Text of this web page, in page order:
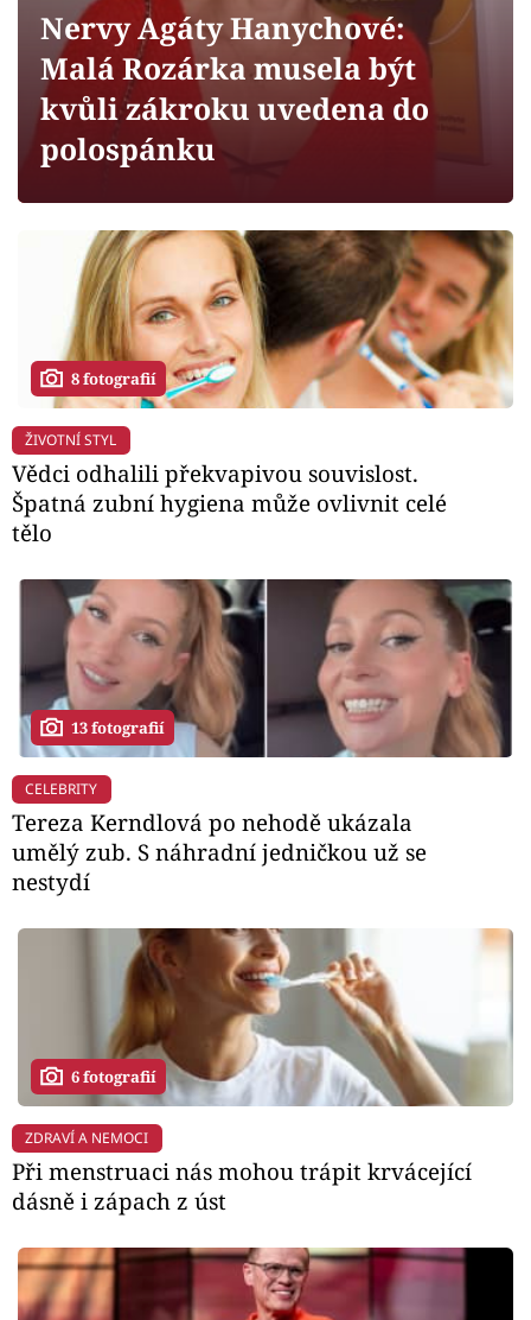
Sledujte prima+
Filmový festival Karlovy Vary
Mámy sobě
Přihlášení
Sledujte nás
Nervy Agáty Hanychové:
Malá Rozárka musela být
kvůli zákroku uvedena do
polospánku
8 fotografií
ŽIVOTNÍ STYL
Vědci odhalili překvapivou souvislost.
Špatná zubní hygiena může ovlivnit celé
tělo
13 fotografií
CELEBRITY
Tereza Kerndlová po nehodě ukázala
umělý zub. S náhradní jedničkou už se
nestydí
6 fotografií
ZDRAVÍ A NEMOCI
Při menstruaci nás mohou trápit krvácející
dásně i zápach z úst